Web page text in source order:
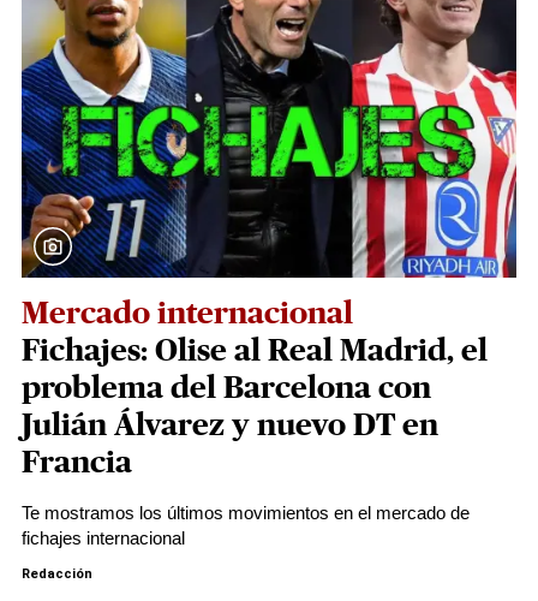
Mercado internacional
Fichajes: Olise al Real Madrid, el
problema del Barcelona con
Julián Álvarez y nuevo DT en
Francia
Te mostramos los últimos movimientos en el mercado de
fichajes internacional
Redacción